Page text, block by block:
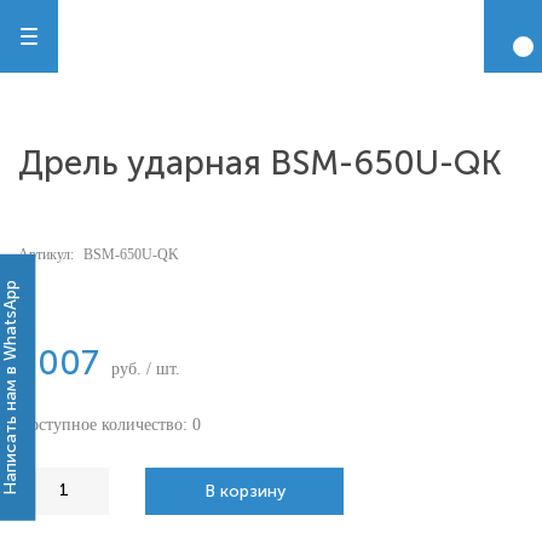
Дрель ударная BSM-650U-QK
Артикул: BSM-650U-QK
-
3007 руб. / шт.
Доступное количество: 0
В корзину
Написать нам в WhatsApp